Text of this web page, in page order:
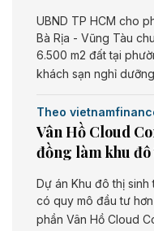
UBND TP HCM cho
Bà Rịa - Vũng Tàu
6.500 m2 đất tại
khách sạn nghỉ
Theo
Vân Hồ Cloud
đồng làm khu đô
Dự án Khu đô thị sinh
có quy mô đầu tư
phần Vân Hồ Cloud